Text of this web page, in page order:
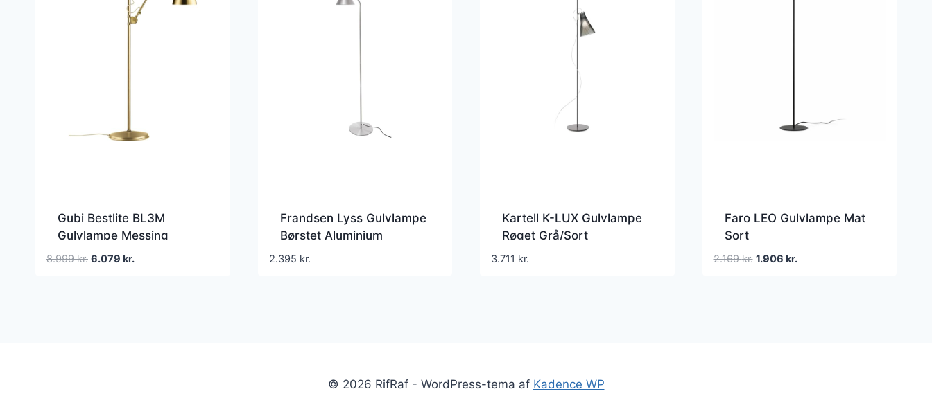
Gubi Bestlite BL3M
Gulvlampe Messing
8.999kr. Den
6.079 kr.Den
Frandsen Lyss Gulvlampe
Børstet Aluminium
2.395 kr.
Kartell K-LUX Gulvlampe
Røget Grå/Sort
3.711 kr.
Faro LEO Gulvlampe Mat
Sort
2.169kr. Den
1.906 kr.Den
© 2026 RifRaf - WordPress-tema af Kadence WP